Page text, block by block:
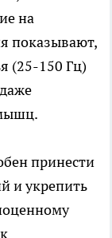
на
показывают,
(25-150 Гц)
принести
и укрепить